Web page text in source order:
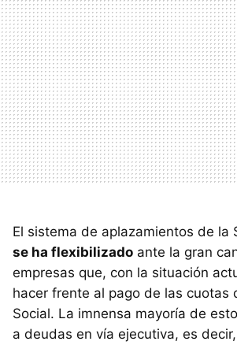
El sistema de aplazamientos de la
se ha flexibilizado ante la gran
empresas que, con la situación
hacer frente al pago de las cuotas
Social. La imnensa mayoría de
a deudas en vía ejecutiva, es